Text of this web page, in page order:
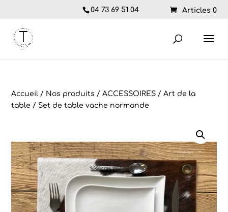
04 73 69 51 04 Articles 0
Accueil / Nos produits /ACCESSOIRES /Art de la
table / Set de table vache normande